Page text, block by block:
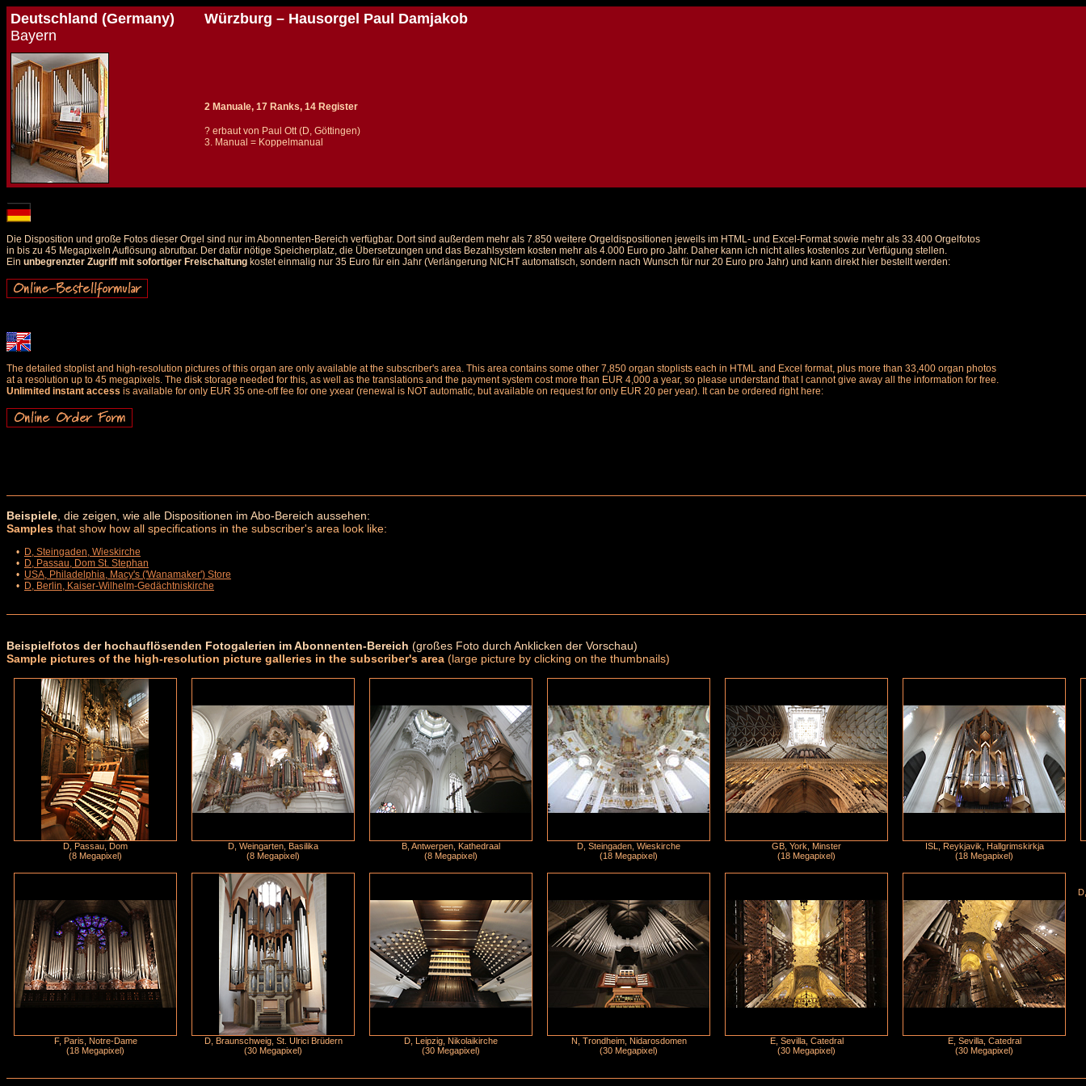
Deutschland (Germany)
Bayern
Würzburg – Hausorgel Paul Damjakob
2 Manuale, 17 Ranks, 14 Register
? erbaut von Paul Ott (D, Göttingen)
3. Manual = Koppelmanual
Die Disposition und große Fotos dieser Orgel sind nur im Abonnenten-Bereich verfügbar. Dort sind außerdem mehr als 7.850 weitere Orgeldispositionen jeweils im HTML- und Excel-Format sowie mehr als 33.400 Orgelfotos
in bis zu 45 Megapixeln Auflösung abrufbar. Der dafür nötige Speicherplatz, die Übersetzungen und das Bezahlsystem kosten mehr als 4.000 Euro pro Jahr. Daher kann ich nicht alles kostenlos zur Verfügung stellen.
Ein unbegrenzter Zugriff mit sofortiger Freischaltung kostet einmalig nur 35 Euro für ein Jahr (Verlängerung NICHT automatisch, sondern nach Wunsch für nur 20 Euro pro Jahr) und kann direkt hier bestellt werden:
The detailed stoplist and high-resolution pictures of this organ are only available at the subscriber's area. This area contains some other 7,850 organ stoplists each in HTML and Excel format, plus more than 33,400 organ photos
at a resolution up to 45 megapixels. The disk storage needed for this, as well as the translations and the payment system cost more than EUR 4,000 a year, so please understand that I cannot give away all the information for free.
Unlimited instant access is available for only EUR 35 one-off fee for one yxear (renewal is NOT automatic, but available on request for only EUR 20 per year). It can be ordered right here:
Beispiele , die zeigen, wie alle Dispositionen im Abo-Bereich aussehen:
Samples that show how all specifications in the subscriber's area look like:
• D, Steingaden, Wieskirche
• D, Passau, Dom St. Stephan
• USA, Philadelphia, Macy's ('Wanamaker') Store
• D, Berlin, Kaiser-Wilhelm-Gedächtniskirche
Beispielfotos der hochauflösenden Fotogalerien im Abonnenten-Bereich (großes Foto durch Anklicken der Vorschau)
Sample pictures of the high-resolution picture galleries in the subscriber's area (large picture by clicking on the thumbnails)
D, Passau, Dom
(8 Megapixel)
D, Weingarten, Basilika
(8 Megapixel)
B, Antwerpen, Kathedraal
(8 Megapixel)
D, Steingaden, Wieskirche
(18 Megapixel)
GB, York, Minster
(18 Megapixel)
ISL, Reykjavik, Hallgrimskirkja
(18 Megapixel)
F, Paris, Notre-Dame
(18 Megapixel)
D, Braunschweig, St. Ulrici Brüdern
(30 Megapixel)
D, Leipzig, Nikolaikirche
(30 Megapixel)
N, Trondheim, Nidarosdomen
(30 Megapixel)
E, Sevilla, Catedral
(30 Megapixel)
E, Sevilla, Catedral
(30 Megapixel)